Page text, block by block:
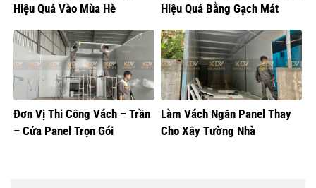
Hiệu Quả Vào Mùa Hè
Hiệu Quả Bằng Gạch Mát
Đơn Vị Thi Công Vách – Trần
– Cửa Panel Trọn Gói
Làm Vách Ngăn Panel Thay
Cho Xây Tường Nhà